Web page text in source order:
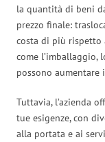
la quantità di beni
prezzo finale:
costa di più rispetto
come
possono aumentare
Tuttavia, l’azienda
tue esigenze, con
alla portata e ai